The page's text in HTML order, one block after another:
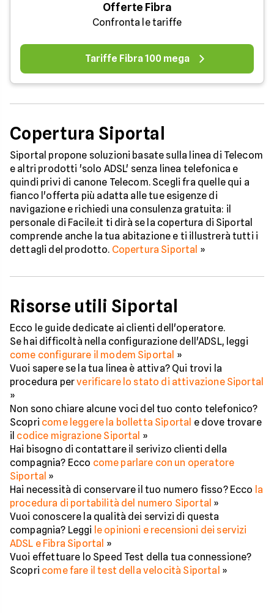
Offerte Fibra
Confronta le tariffe
Tariffe Fibra 100 mega
Copertura Siportal
Siportal propone soluzioni basate sulla linea di Telecom
e altri prodotti 'solo ADSL' senza linea telefonica e
quindi privi di canone Telecom. Scegli fra quelle qui a
fianco l'offerta più adatta alle tue esigenze di
navigazione e richiedi una consulenza gratuita: il
personale di Facile.it ti dirà se la copertura di Siportal
comprende anche la tua abitazione e ti illustrerà tutti i
dettagli del prodotto. Copertura Siportal »
Risorse utili Siportal
Ecco le guide dedicate ai clienti dell'operatore.
Se hai difficoltà nella configurazione dell'ADSL, leggi
come configurare il modem Siportal »
Vuoi sapere se la tua linea è attiva? Qui trovi la
procedura perverificare lo stato di attivazione Siportal
»
Non sono chiare alcune voci del tuo conto telefonico?
Scopri come leggere la bolletta Siportal e dove trovare
il codice migrazione Siportal »
Hai bisogno di contattare il serivizo clienti della
compagnia? Ecco come parlare con un operatore
Siportal »
Hai necessità di conservare il tuo numero fisso? Ecco la
procedura di portabilità del numero Siportal »
Vuoi conoscere la qualità dei servizi di questa
compagnia? Leggi le opinioni e recensioni dei servizi
ADSL e Fibra Siportal »
Vuoi effettuare lo Speed Test della tua connessione?
Scopri come fare il test della velocità Siportal »